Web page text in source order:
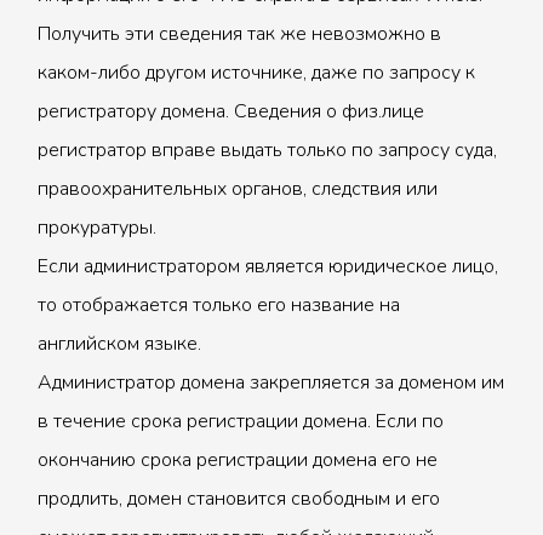
Получить эти сведения так же невозможно в
каком-либо другом источнике, даже по запросу к
регистратору домена. Сведения о физ.лице
регистратор вправе выдать только по запросу суда,
правоохранительных органов, следствия или
прокуратуры.
Если администратором является юридическое лицо,
то отображается только его название на
английском языке.
Администратор домена закрепляется за доменом им
в течение срока регистрации домена. Если по
окончанию срока регистрации домена его не
продлить, домен становится свободным и его